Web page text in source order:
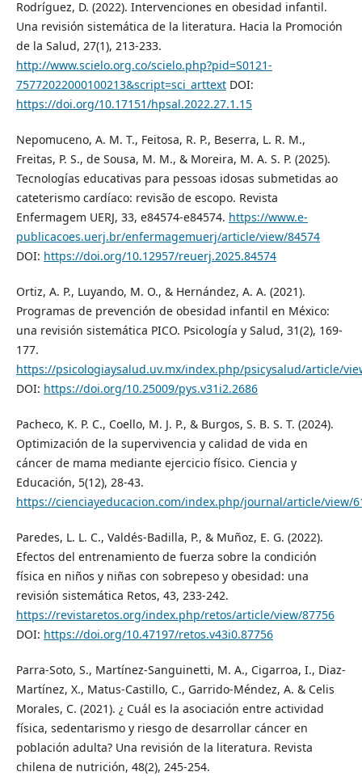
Rodríguez, D. (2022). Intervenciones en obesidad infantil.
Una revisión sistemática de la literatura. Hacia la Promoción
de la Salud, 27(1), 213-233.
http://www.scielo.org.co/scielo.php?pid=S0121-
75772022000100213&script=sci_arttextDOI:
https://doi.org/10.17151/hpsal.2022.27.1.15
Nepomuceno, A. M. T., Feitosa, R. P., Beserra, L. R. M.,
Freitas, P. S., de Sousa, M. M., & Moreira, M. A. S. P. (2025).
Tecnologías educativas para pessoas idosas submetidas ao
cateterismo cardíaco: revisão de escopo. Revista
Enfermagem UERJ, 33, e84574-e84574. https://www.e-
publicacoes.uerj.br/enfermagemuerj/article/view/84574
DOI: https://doi.org/10.12957/reuerj.2025.84574
Ortiz, A. P., Luyando, M. O., & Hernández, A. A. (2021).
Programas de prevención de obesidad infantil en México:
una revisión sistemática PICO. Psicología y Salud, 31(2), 169-
177.
https://psicologiaysalud.uv.mx/index.php/psicysalud/article/
DOI: https://doi.org/10.25009/pys.v31i2.2686
Pacheco, K. P. C., Coello, M. J. P., & Burgos, S. B. S. T. (2024).
Optimización de la supervivencia y calidad de vida en
cáncer de mama mediante ejercicio físico. Ciencia y
Educación, 5(12), 28-43.
https://cienciayeducacion.com/index.php/journal/article/view/
Paredes, L. L. C., Valdés-Badilla, P., & Muñoz, E. G. (2022).
Efectos del entrenamiento de fuerza sobre la condición
física en niños y niñas con sobrepeso y obesidad: una
revisión sistemática Retos, 43, 233-242.
https://revistaretos.org/index.php/retos/article/view/87756
DOI: https://doi.org/10.47197/retos.v43i0.87756
Parra-Soto, S., Martínez-Sanguinetti, M. A., Cigarroa, I., Diaz-
Martínez, X., Matus-Castillo, C., Garrido-Méndez, A. & Celis
Morales, C. (2021). ¿ Cuál es la asociación entre actividad
física, sedentarismo y riesgo de desarrollar cáncer en
población adulta? Una revisión de la literatura. Revista
chilena de nutrición, 48(2), 245-254.